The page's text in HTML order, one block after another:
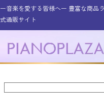
ー音楽を愛する皆様へー 豊富な商品
式通販サイト
新品